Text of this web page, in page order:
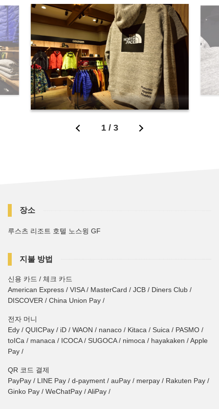
1/ 3
장소
루스츠 리조트 호텔 노스윙 GF
지불 방법
신용 카드 / 체크 카드
American Express / VISA / MasterCard / JCB / Diners Club /
DISCOVER / China Union Pay /
전자 머니
Edy / QUICPay / iD / WAON / nanaco / Kitaca / Suica / PASMO /
toICa / manaca / ICOCA / SUGOCA / nimoca / hayakaken / Apple
Pay /
QR 코드 결제
PayPay / LINE Pay / d-payment / auPay / merpay / Rakuten Pay /
Ginko Pay / WeChatPay / AliPay /